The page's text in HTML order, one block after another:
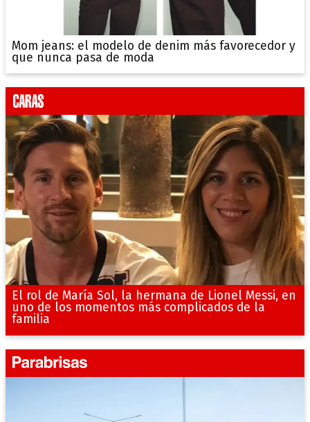
Mom jeans: el modelo de denim más favorecedor y
que nunca pasa de moda
El rol de María Sol, la hermana de Lionel Messi, en
uno de los momentos más complicados de la
familia